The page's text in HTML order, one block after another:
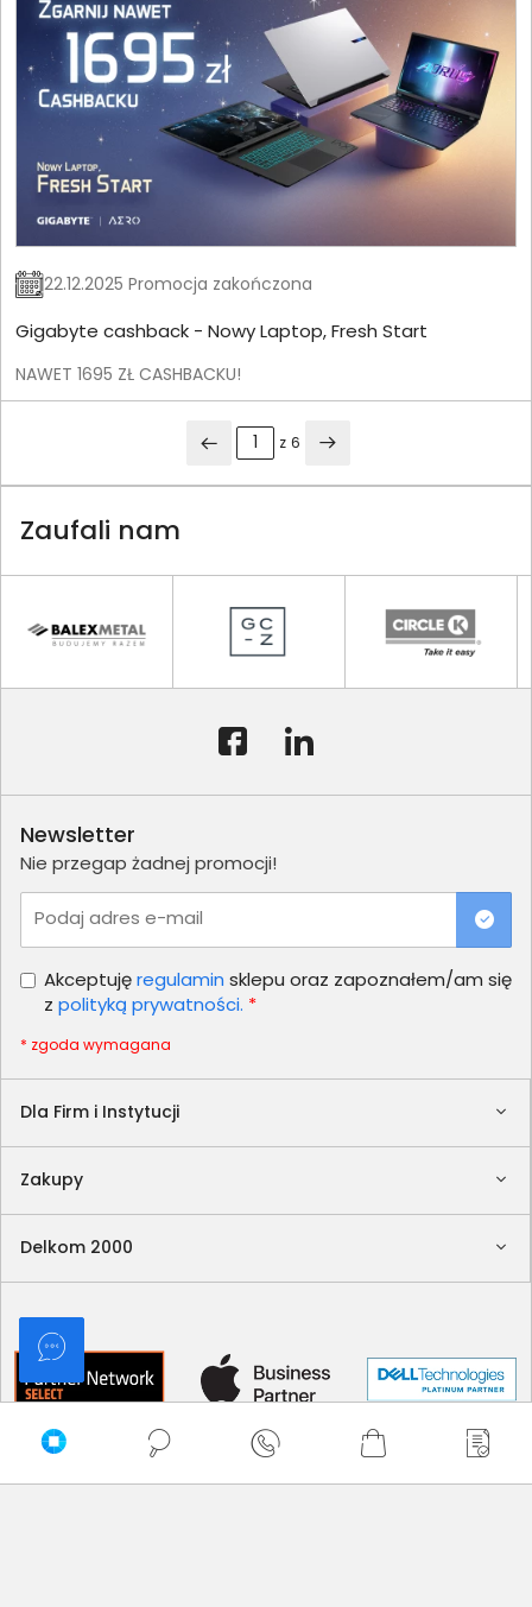
22.12.2025 Promocja zakończona
Gigabyte cashback - Nowy Laptop, Fresh Start
NAWET 1695 ZŁ CASHBACKU!
z 6
Zaufali nam
Dla Firm i Instytucji
Zakupy
Delkom 2000
Newsletter
Nie przegap żadnej promocji!
Podaj adres e-mail
Akceptujęregulamin sklepu oraz zapoznałem/am się
z polityką prywatności. *
* zgoda wymagana